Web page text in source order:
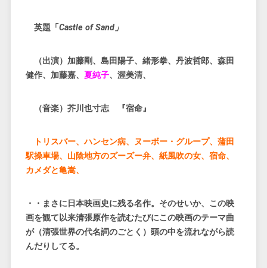
英題「 Castle of Sand」
（出演）加藤剛、島田陽子、緒形拳、丹波哲郎、森田
健作、加藤嘉、 夏純子、渥美清、
（音楽）芥川也寸志 『宿命』
トリスバー、ハンセン病、ヌーボー・グループ、蒲田
駅操車場、山陰地方のズーズー弁、紙風吹の女、宿命、
カメダと亀嵩、
・・まさに日本映画史に残る名作。そのせいか、この映
画を観て以来清張原作を読むたびにこの映画のテーマ曲
が（清張世界の代名詞のごとく）頭の中を流れながら読
んだりしてる。